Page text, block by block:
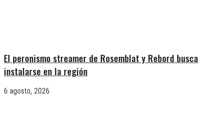
El peronismo streamer de Rosemblat y Rebord busca
instalarse en la región
6 agosto, 2026